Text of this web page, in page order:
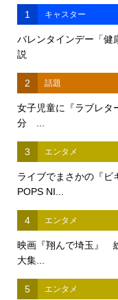
1 キャスター
バレンタインデー「健
説
2 話題
女子児童に『ラブレ
分 ...
3 エンタメ
ライブでまさかの『
POPS NI...
4 エンタメ
映画『翔んで埼玉』
大集...
5 エンタメ